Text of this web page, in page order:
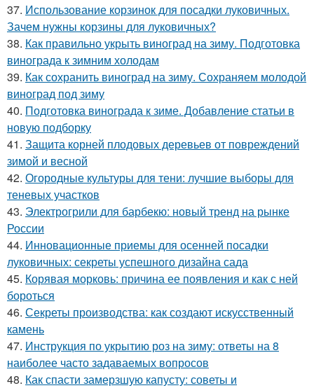
37. Использование корзинок для посадки луковичных.
Зачем нужны корзины для луковичных?
38. Как правильно укрыть виноград на зиму. Подготовка
винограда к зимним холодам
39. Как сохранить виноград на зиму. Сохраняем молодой
виноград под зиму
40. Подготовка винограда к зиме. Добавление статьи в
новую подборку
41. Защита корней плодовых деревьев от повреждений
зимой и весной
42. Огородные культуры для тени: лучшие выборы для
теневых участков
43. Электрогрили для барбекю: новый тренд на рынке
России
44. Инновационные приемы для осенней посадки
луковичных: секреты успешного дизайна сада
45. Корявая морковь: причина ее появления и как с ней
бороться
46. Секреты производства: как создают искусственный
камень
47. Инструкция по укрытию роз на зиму: ответы на 8
наиболее часто задаваемых вопросов
48. Как спасти замерзшую капусту: советы и